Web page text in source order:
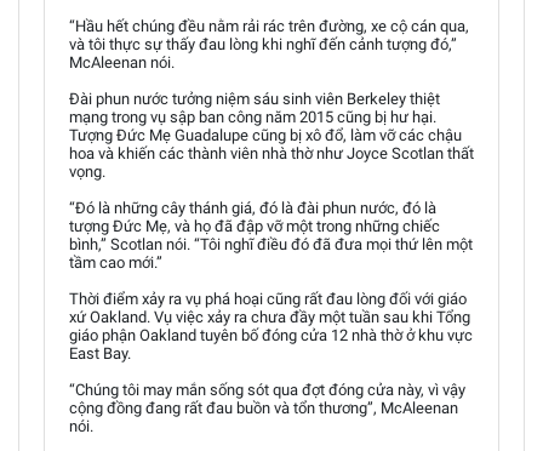
“Hầu hết chúng đều nằm rải rác trên đường, xe cộ cán qua,
và tôi thực sự thấy đau lòng khi nghĩ đến cảnh tượng đó,”
McAleenan nói.
Đài phun nước tưởng niệm sáu sinh viên Berkeley thiệt
mạng trong vụ sập ban công năm 2015 cũng bị hư hại.
Tượng Đức Mẹ Guadalupe cũng bị xô đổ, làm vỡ các chậu
hoa và khiến các thành viên nhà thờ như Joyce Scotlan thất
vọng.
“Đó là những cây thánh giá, đó là đài phun nước, đó là
tượng Đức Mẹ, và họ đã đập vỡ một trong những chiếc
bình,” Scotlan nói. “Tôi nghĩ điều đó đã đưa mọi thứ lên một
tầm cao mới.”
Thời điểm xảy ra vụ phá hoại cũng rất đau lòng đối với giáo
xứ Oakland. Vụ việc xảy ra chưa đầy một tuần sau khi Tổng
giáo phận Oakland tuyên bố đóng cửa 12 nhà thờ ở khu vực
East Bay.
“Chúng tôi may mắn sống sót qua đợt đóng cửa này, vì vậy
cộng đồng đang rất đau buồn và tổn thương”, McAleenan
nói.